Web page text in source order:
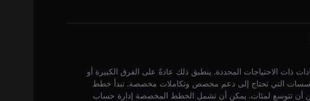
ذات الاحتياجات المحددة. ينطبق ذلك عادةً على الفرق الكبيرة أو
التي تحتاج إلى دعم مخصص وتكاملات مخصصة. تبدأ خطط
ويمكن أن تتوسع لمئات. يمكن أن تشمل الخطط المخصصة إدارة حساب